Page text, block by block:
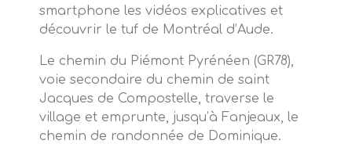
smartphone les vidéos explicatives et
découvrir le tuf de Montréal d’Aude.
Le chemin du Piémont Pyrénéen (GR78),
voie secondaire du chemin de saint
Jacques de Compostelle, traverse le
village et emprunte, jusqu’à Fanjeaux, le
chemin de randonnée de Dominique.